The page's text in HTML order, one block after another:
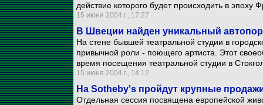
действие которого будет происходить в эпоху
15 июня 2004 г., 17:27
В Швеции найден уникальный
На стене бывшей театральной студии в
привычной роли - поющего артиста. Этот
время посещения театральной студии в
15 июня 2004 г., 14:12
На Sotheby's пройдут крупные
Отдельная сессия посвящена европейской